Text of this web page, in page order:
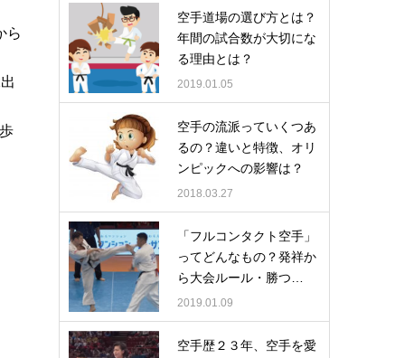
ら
空手道場の選び方とは？
年間の試合数が大切にな
る理由とは？
2019.01.05
空手の流派っていくつあ
るの？違いと特徴、オリ
ンピックへの影響は？
2018.03.27
「フルコンタクト空手」
ってどんなもの？発祥か
ら大会ルール・勝つ…
2019.01.09
空手歴２３年、空手を愛